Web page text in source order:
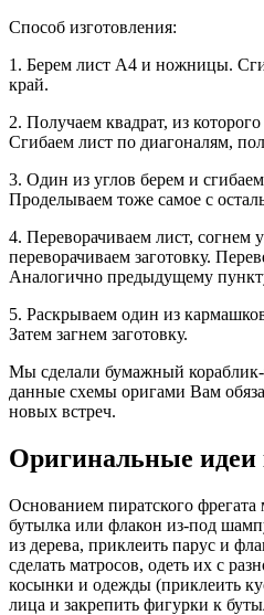
Способ изготовления:
1. Берем лист А4 и ножницы.
край.
2. Получаем квадрат, из
Сгибаем лист по диагоналям,
3. Один из углов берем и
Проделываем тоже самое с
4. Переворачиваем лист, согнем
переворачиваем заготовку.
Аналогично предыдущему
5. Раскрываем один из
Затем загнем заготовку.
Мы сделали бумажный
данные схемы оригами Вам
новых встреч.
Оригинальные идеи
Основанием пиратского фрегата
бутылка или флакон из-под
из дерева, приклеить парус и
сделать матросов, одеть их с
косынки и одежды (приклеить
лица и закрепить фигурки к